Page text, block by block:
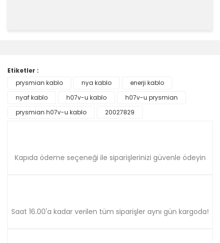
Ürün resmi kalitesiz, bozuk veya görüntülenemiyor.
Ürün açıklamasında eksik bilgiler bulunuyor.
Ürün bilgilerinde hatalar bulunuyor.
Etiketler :
prysmian kablo
nya kablo
enerji kablo
nyaf kablo
h07v-u kablo
h07v-u prysmian
prysmian h07v-u kablo
20027829
Kapıda ödeme seçeneği ile siparişlerinizi güvenle ödeyin
Saat 16.00'a kadar verilen tüm siparişler aynı gün kargoda!